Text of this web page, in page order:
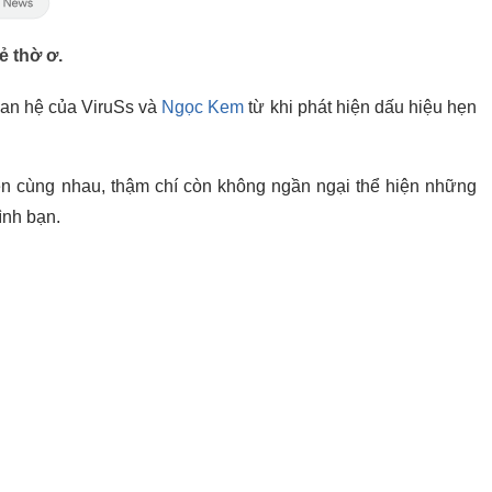
thờ ơ.
hệ của ViruSs và Ngọc Kem từ khi phát hiện dấu hiệu hẹn
cùng nhau, thậm chí còn không ngần ngại thể hiện những
bạn.